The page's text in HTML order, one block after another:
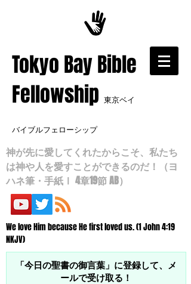
​Tokyo Bay Bible
Fellowship 東京ベイ
バイブルフェローシップ
神が先に愛してくれたからこそ、私たち
は神や人を愛すことができるのだ！（ヨ
ハネ筆・手紙Ⅰ 4章19節 AB）
We love Him because He first loved us. (1 John 4:19
NKJV)
「今日の聖書の御言葉」に登録して、メ
ールで受け取る！